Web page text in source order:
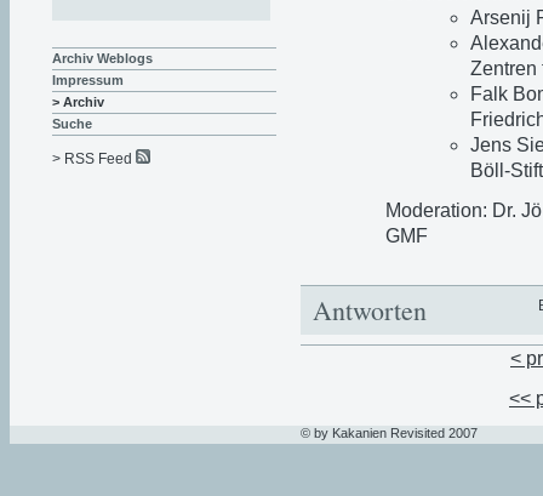
Arsenij
Zentren
Falk
Jens
Böll-
Moderation: Dr.
GMF
Antworten
<
<<
Archiv Weblogs
Impressum
> Archiv
Suche
> RSS Feed
© by Kakanien Revisited 2007